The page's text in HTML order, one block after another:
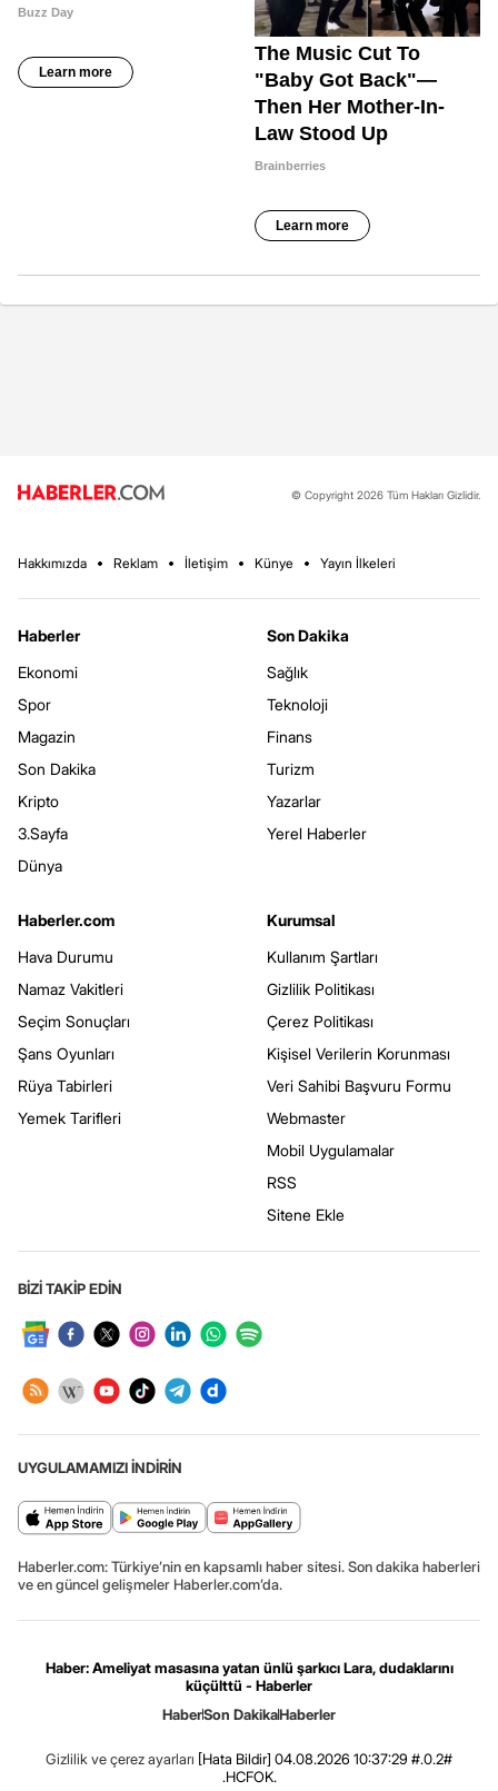
© Copyright 2026 Tüm Hakları Gizlidir.
Hakkımızda Reklam İletişim Künye Yayın İlkeleri
Haberler
Ekonomi
Spor
Magazin
Son Dakika
Kripto
3.Sayfa
Dünya
Son Dakika
Sağlık
Teknoloji
Finans
Turizm
Yazarlar
Yerel Haberler
Haberler.com
Hava Durumu
Namaz Vakitleri
Seçim Sonuçları
Şans Oyunları
Rüya Tabirleri
Yemek Tarifleri
Kurumsal
Kullanım Şartları
Gizlilik Politikası
Çerez Politikası
Kişisel Verilerin Korunması
Veri Sahibi Başvuru Formu
Webmaster
Mobil Uygulamalar
RSS
Sitene Ekle
BİZİ TAKİP EDİN
UYGULAMAMIZI İNDİRİN
Haberler.com: Türkiye’nin en kapsamlı haber sitesi. Son dakika haberleri
ve en güncel gelişmeler Haberler.com’da.
Haber: Ameliyat masasına yatan ünlü şarkıcı Lara, dudaklarını
küçülttü - Haberler
HaberSon DakikaHaberler
Gizlilik ve çerez ayarları [Hata Bildir] 04.08.2026 10:37:29 #.0.2#
.HCFOK.